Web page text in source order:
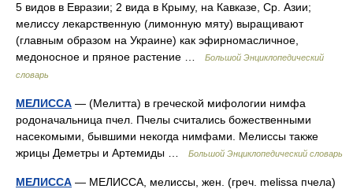
5 видов в Евразии; 2 вида в Крыму, на Кавказе, Ср. Азии;
мелиссу лекарственную (лимонную мяту) выращивают
(главным образом на Украине) как эфирномасличное,
медоносное и пряное растение …
Большой Энциклопедический
словарь
МЕЛИССА — (Мелитта) в греческой мифологии нимфа
родоначальница пчел. Пчелы считались божественными
насекомыми, бывшими некогда нимфами. Мелиссы также
жрицы Деметры и Артемиды …
Большой Энциклопедический словарь
МЕЛИССА — МЕЛИССА, мелиссы, жен. (греч. melissa пчела)